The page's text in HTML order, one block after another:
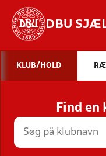
DBU
STILLINGER,
KLUB/HOLD
Find en